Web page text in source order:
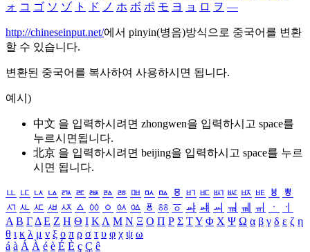
ォ コ ゴ ソ ゾ ト ド ノ ホ ボ ポ モ ヨ ョ ロ ヲ ―
http://chineseinput.net/에서 pinyin(병음)방식으로 중국어를 변환
할 수 있습니다.
변환된 중국어를 복사하여 사용하시면 됩니다.
예시)
中文 을 입력하시려면 zhongwen을 입력하시고 space를
누르시면됩니다.
北京 을 입력하시려면 beijing을 입력하시고 space를 누르
시면 됩니다.
ㅥ ㅦ ㅧ ㅨ ㅩ ㅪ ㅫ ㅬ ㅭ ㅮ ㅯ ㅰ ㅱ ㅲ ㅳ ㅴ ㅵ ㅶ ㅷ ㅸ
ㅹ
ㅺ ㅻ ㅼ ㅽ ㅾ ㅿ ㆀ ㆁ ㆂ ㆃ ㆄ ㆅ ㆆ ㆇ ㆈ ㆉ ㆊ ㆋ ㆌ ㆍ
ㆎ
Α Β ΓΔ Ε Ζ Η Θ Ι ΚΛ Μ Ν Ξ Ο Π Ρ Σ ΤΥ Φ Χ Ψ Ω α β γ δ ε ζ η
θ ι κ λ μ ν ξ ο π ρ σ τ υ φ χ ψ ω
á à Á À é è É È ç Ç ê